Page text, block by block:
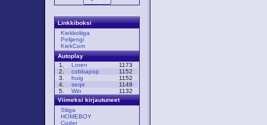
Linkkiboksi
Kiekkoliiga
Pelijengi
KiekCom
Autoplay
1.
Loren
1173
2.
cobbapop
1152
3.
huig
1152
4.
seqe
1149
5.
Win
1132
Viimeksi kirjautuneet
Sliiga
HOMEBOY
Coder